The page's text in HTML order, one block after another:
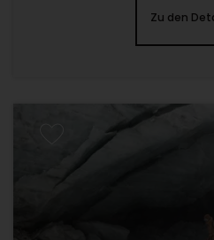
Zu den